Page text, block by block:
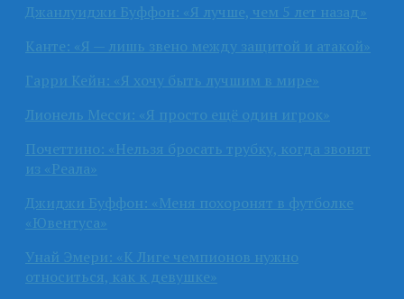
Джанлуиджи Буффон: «Я лучше, чем 5 лет назад»
Канте: «Я — лишь звено между защитой и атакой»
Гарри Кейн: «Я хочу быть лучшим в мире»
Лионель Месси: «Я просто ещё один игрок»
Почеттино: «Нельзя бросать трубку, когда звонят
из «Реала»
Джиджи Буффон: «Меня похоронят в футболке
«Ювентуса»
Унай Эмери: «К Лиге чемпионов нужно
относиться, как к девушке»